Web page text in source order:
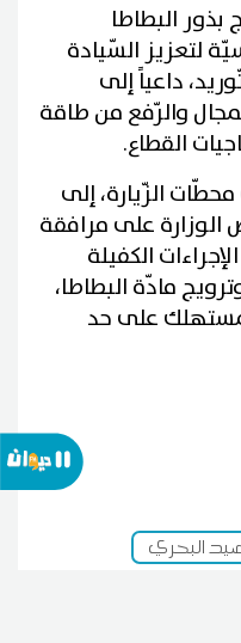
بذور البطاطا
لتعزيز السّيادة
داعياً إلى
والرّفع من طاقة
القطاع.
الزّيارة، إلى
الوزارة على مرافقة
الكفيلة
مادّة البطاطا،
على حد
البحري